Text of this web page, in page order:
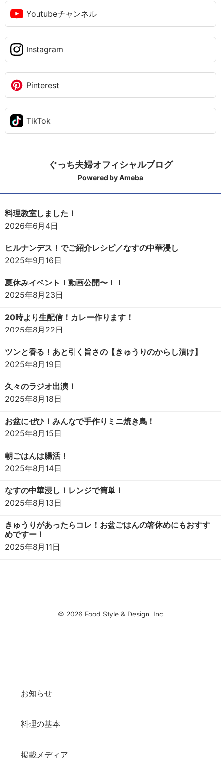
Youtubeチャンネル
Instagram
Pinterest
TikTok
ぐっち夫婦オフィシャルブログ
Powered by Ameba
料理教室しました！
2026年6月4日
ヒルナンデス！でご紹介レシピ／なすの中華浸し
2025年9月16日
夏休みイベント！動画公開〜！！
2025年8月23日
20時より生配信！カレー作ります！
2025年8月22日
ツンと香る！あと引く旨さの【きゅうりのからし漬け】
2025年8月19日
久々のラジオ出演！
2025年8月18日
お盆にぜひ！みんなで手作りミニ焼き鳥！
2025年8月15日
朝ごはんは腸活！
2025年8月14日
なすの中華浸し！レンジで簡単！
2025年8月13日
きゅうりがあったらコレ！お盆ごはんの箸休めにもおすす
めですー！
2025年8月11日
© 2026 Food Style & Design .Inc
お知らせ
料理の基本
掲載メディア